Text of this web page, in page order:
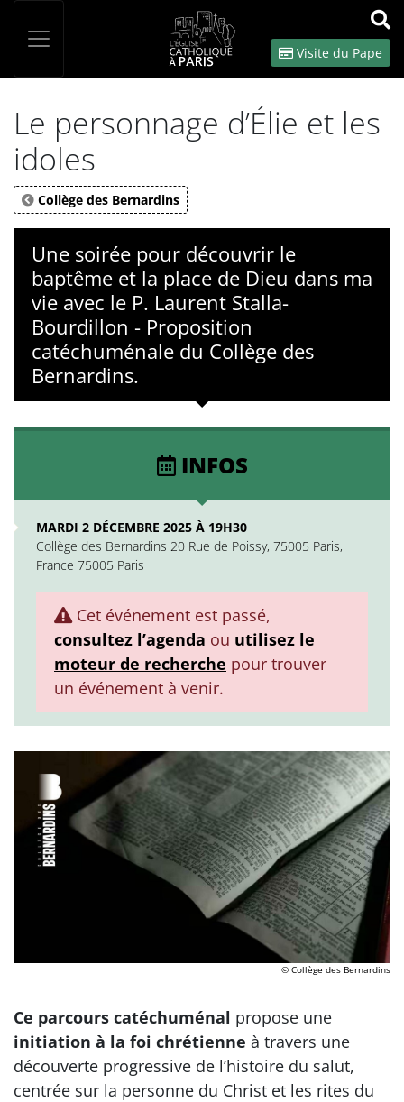
OK
Visite du Pape
Le personnage d’Élie et les
idoles
Collège des Bernardins
Une soirée pour découvrir le
baptême et la place de Dieu dans ma
vie avec le P. Laurent Stalla-
Bourdillon - Proposition
catéchuménale du Collège des
Bernardins.
INFOS
MARDI 2 DÉCEMBRE 2025 À 19H30
Collège des Bernardins 20 Rue de Poissy, 75005 Paris,
France 75005 Paris
Cet événement est passé,
consultez l’agenda ou utilisez le
moteur de recherche pour trouver
un événement à venir.
© Collège des Bernardins
Ce parcours catéchuménal propose une
initiation à la foi chrétienne à travers une
découverte progressive de l’histoire du salut,
centrée sur la personne du Christ et les rites du
Panneau de gestion des cookies